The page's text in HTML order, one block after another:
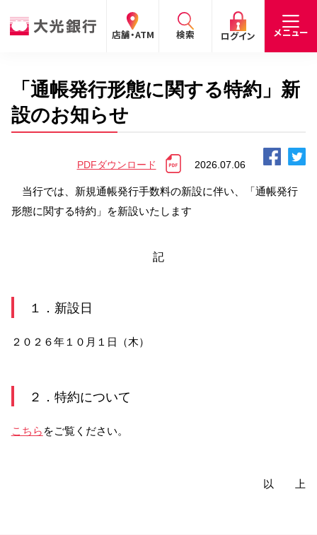
店舗・ATM 検索 ログイン メニュー
閉じる
手数料 預金金利 お問合わせ
お客さま
法人の
お客さま
企業・
IR情報
採用
情報
閉じる
個人のお客さま
サービスのご案内 ログイン
デビット会員用 Web
たいこうインターネット投信
サービスのご案内
（たいこうNaviをご利用のお客さま向け）
閉じる
「通帳発行形態に関する特約」新
設のお知らせ
PDFダウンロード 2026.07.06
当行では、新規通帳発行手数料の新設に伴い、「通帳発行
形態に関する特約」を新設いたします
記
１．新設日
２０２６年１０月１日（木）
２．特約について
こちら をご覧ください。
以 上